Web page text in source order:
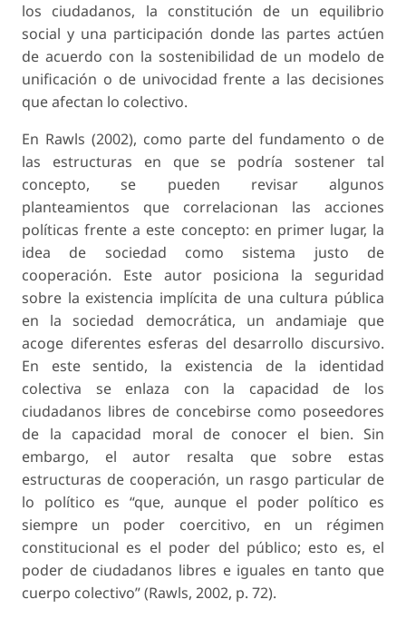
los ciudadanos, la constitución de un equilibrio
social y una participación donde las partes actúen
de acuerdo con la sostenibilidad de un modelo de
unificación o de univocidad frente a las decisiones
que afectan lo colectivo.
En Rawls (2002), como parte del fundamento o de
las estructuras en que se podría sostener tal
concepto, se pueden revisar algunos
planteamientos que correlacionan las acciones
políticas frente a este concepto: en primer lugar, la
idea de sociedad como sistema justo de
cooperación. Este autor posiciona la seguridad
sobre la existencia implícita de una cultura pública
en la sociedad democrática, un andamiaje que
acoge diferentes esferas del desarrollo discursivo.
En este sentido, la existencia de la identidad
colectiva se enlaza con la capacidad de los
ciudadanos libres de concebirse como poseedores
de la capacidad moral de conocer el bien. Sin
embargo, el autor resalta que sobre estas
estructuras de cooperación, un rasgo particular de
lo político es “que, aunque el poder político es
siempre un poder coercitivo, en un régimen
constitucional es el poder del público; esto es, el
poder de ciudadanos libres e iguales en tanto que
cuerpo colectivo” (Rawls, 2002, p. 72).